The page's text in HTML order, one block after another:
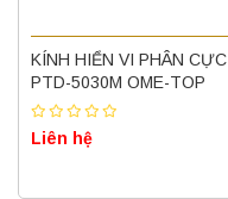
KÍNH HIỂN VI PHÂN CỰC
PTD-5030M OME-TOP
Liên hệ